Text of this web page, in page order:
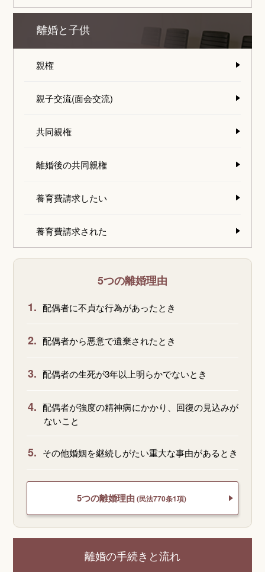
離婚と子供
親権
親子交流(面会交流)
共同親権
離婚後の共同親権
養育費請求したい
養育費請求された
5つの離婚理由
1. 配偶者に不貞な行為があったとき
2. 配偶者から悪意で遺棄されたとき
3. 配偶者の生死が3年以上明らかでないとき
4. 配偶者が強度の精神病にかかり、回復の見込みが
ないこと
5. その他婚姻を継続しがたい重大な事由があるとき
5つの離婚理由 (民法770条1項)
離婚の手続きと流れ